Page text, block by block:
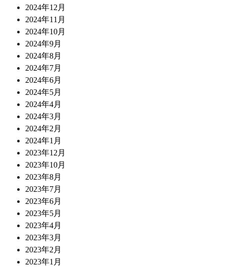
2024年12月
2024年11月
2024年10月
2024年9月
2024年8月
2024年7月
2024年6月
2024年5月
2024年4月
2024年3月
2024年2月
2024年1月
2023年12月
2023年10月
2023年8月
2023年7月
2023年6月
2023年5月
2023年4月
2023年3月
2023年2月
2023年1月